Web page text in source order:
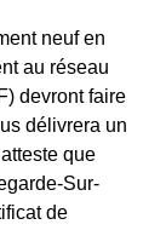
neuf en
au réseau
devront faire
délivrera un
que
Sur-
de